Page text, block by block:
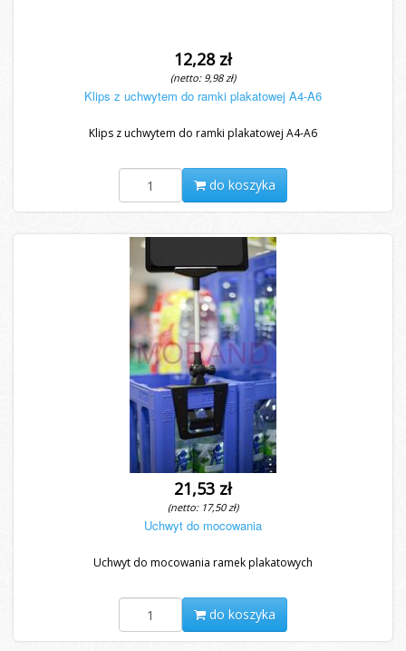
12,28 zł
(netto: 9,98 zł)
Klips z uchwytem do ramki plakatowej A4-A6
Klips z uchwytem do ramki plakatowej A4-A6
do koszyka
21,53 zł
(netto: 17,50 zł)
Uchwyt do mocowania
Uchwyt do mocowania ramek plakatowych
do koszyka